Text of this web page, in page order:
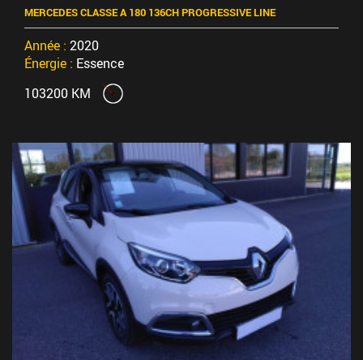
MERCEDES CLASSE A 180 136CH PROGRESSIVE LINE
Année : 2020
Énergie : Essence
103200 KM